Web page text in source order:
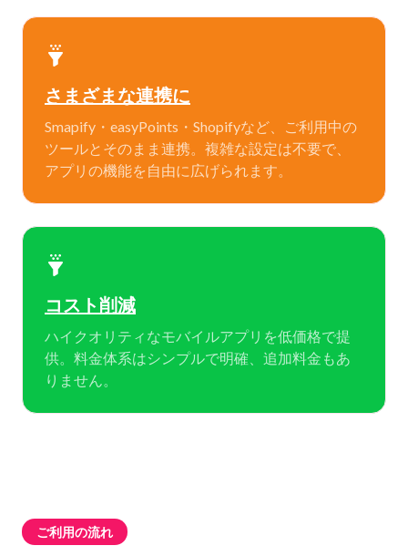
さまざまな連携に
Smapify・easyPoints・Shopifyなど、ご利用中の
ツールとそのまま連携。複雑な設定は不要で、
アプリの機能を自由に広げられます。
コスト削減
ハイクオリティなモバイルアプリを低価格で提
供。料金体系はシンプルで明確、追加料金もあ
りません。
ご利用の流れ